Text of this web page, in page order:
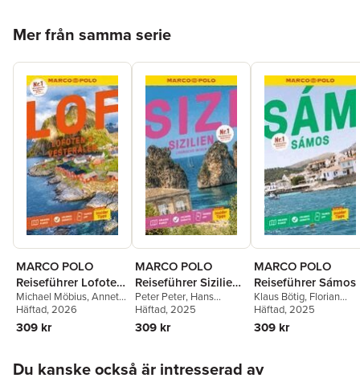
Mer från samma serie
MARCO POLO
Reiseführer Lofoten
& Vesterålen
Michael Möbius,Annette
Ster
Häftad, 2026
309 kr
MARCO POLO
Reiseführer Sizilien,
Liparische Inseln
Peter Peter, Hans
Bausenhardt
Häftad, 2025
309 kr
MARCO POLO
Reiseführer Sámos
Klaus Bötig, Florian
Schmitz,Klio Verigou
Häftad, 2025
309 kr
Du kanske också är intresserad av